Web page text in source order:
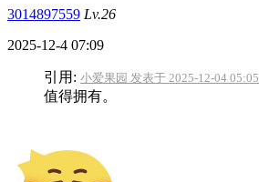
3014897559 Lv.26
2025-12-4 07:09
引用: 小爱果园 发表于 2025-12-04 05:05
值得拥有。